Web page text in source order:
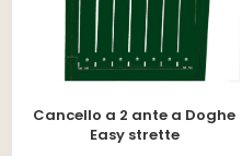
Cancello a 2 ante a Doghe
Easy strette